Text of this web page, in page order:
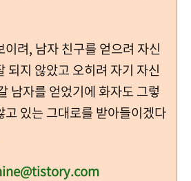
려, 남자 친구를 얻으려 자신
되지 않았고 오히려 자기 자신
남자를 얻었기에 화자도 그렇
고 있는 그대로를 받아들이겠다